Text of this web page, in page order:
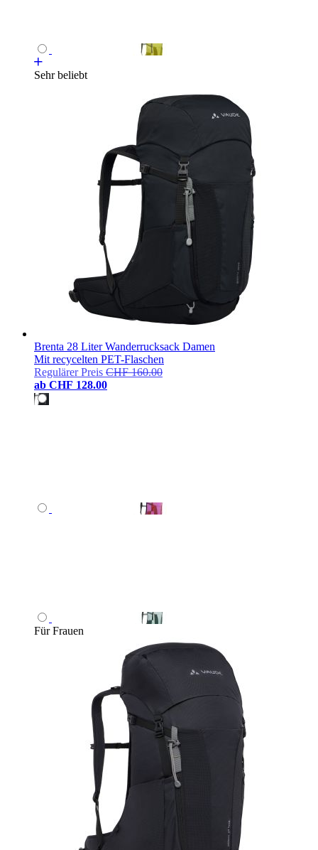
Sehr beliebt
Brenta 28 Liter Wanderrucksack Damen
Mit recycelten PET-Flaschen
Regulärer Preis CHF 160.00
ab CHF 128.00
Für Frauen